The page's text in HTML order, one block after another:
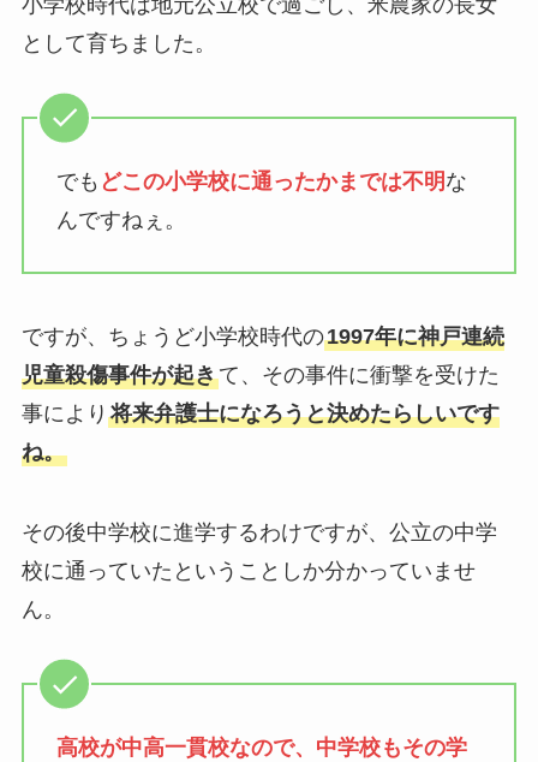
小学校時代は地元公立校で過ごし、米農家の長女
として育ちました。
でも どこの小学校に通ったかまでは不明 な
んですねぇ。
ですが、ちょうど小学校時代の1997年に神戸連続
児童殺傷事件が起きて、その事件に衝撃を受けた
事により 将来弁護士になろうと決めたらしいです
ね。
その後中学校に進学するわけですが、公立の中学
校に通っていたということしか分かっていませ
ん。
高校が中高一貫校なので、中学校もその学